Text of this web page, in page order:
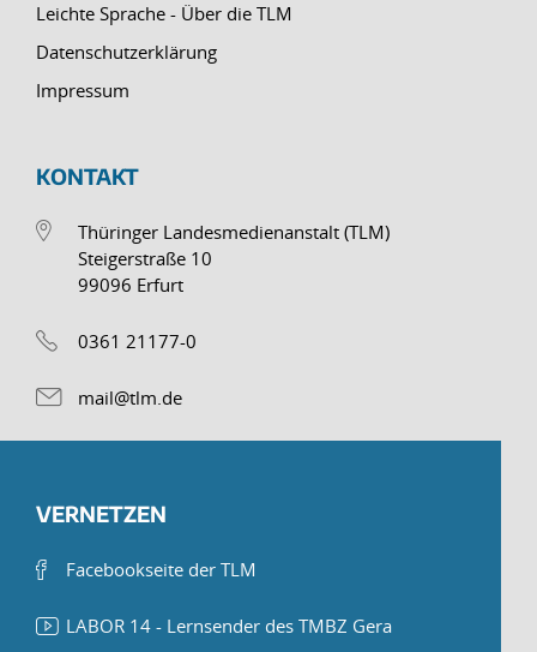
Leichte Sprache - Über die TLM
Datenschutzerklärung
Impressum
KONTAKT
Thüringer Landesmedienanstalt (TLM)
Steigerstraße 10
99096 Erfurt
0361 21177-0
mail@tlm.de
VERNETZEN
Facebookseite der TLM
LABOR 14 - Lernsender des TMBZ Gera